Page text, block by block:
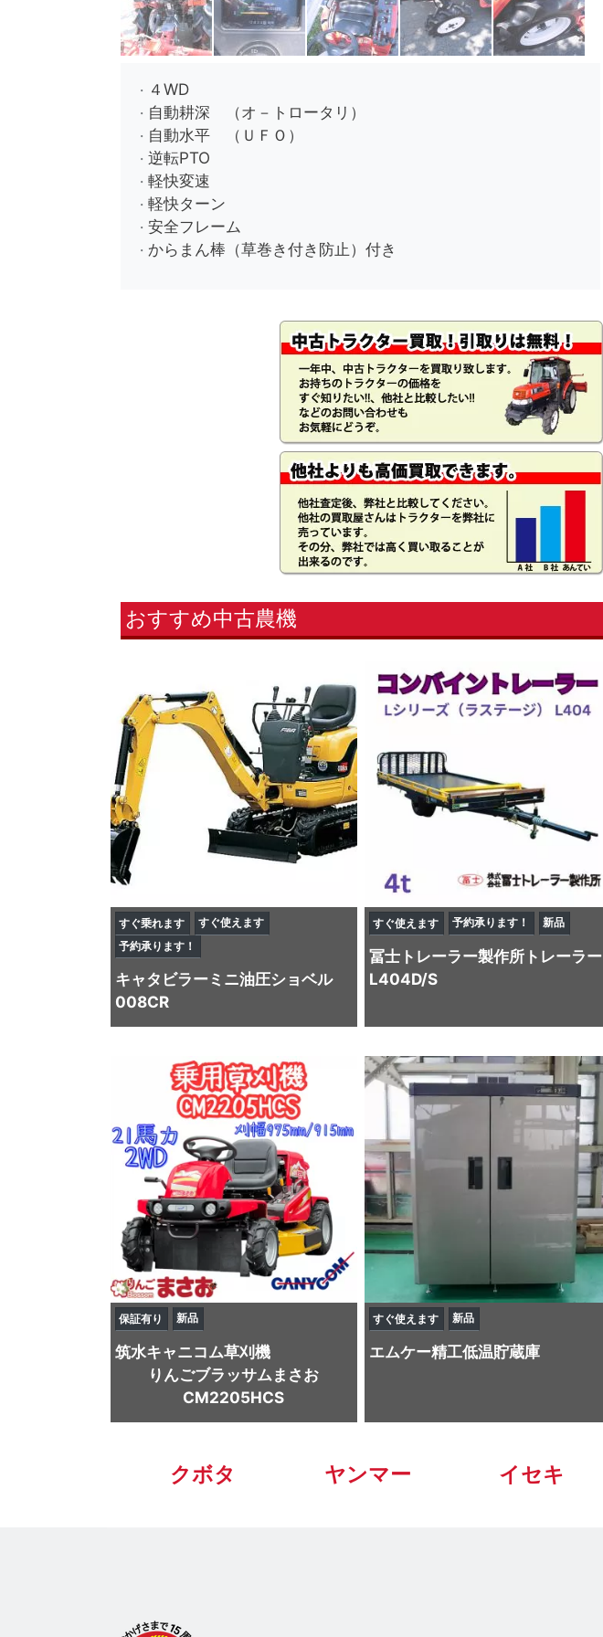
・ ４WD
・ 自動耕深 （オ－トロータリ）
・ 自動水平 （ＵＦＯ）
・ 逆転PTO
・ 軽快変速
・ 軽快ターン
・ 安全フレーム
・ からまん棒（草巻き付き防止）付き
おすすめ中古農機
すぐ乗れます
すぐ使えます
予約承ります！
キャタビラーミニ油圧ショベル
008CR
すぐ使えます 予約承ります！ 新品
冨士トレーラー製作所トレーラー
L404D/S
保証有り 新品
筑水キャニコム草刈機
りんごブラッサムまさお
CM2205HCS
すぐ使えます 新品
エムケー精工低温貯蔵庫
クボタ ヤンマー イセキ